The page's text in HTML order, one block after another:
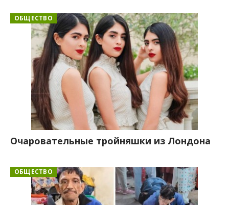
ОБЩЕСТВО
Очаровательные тройняшки из Лондона
ОБЩЕСТВО